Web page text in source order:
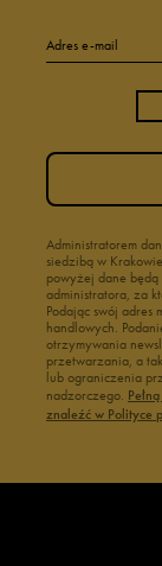
Adres e-mail
Administratorem
siedzibą w
powyżej dane
administratora, za
Podając swój
handlowych.
otrzymywania
przetwarzania, a
lub ograniczenia
nadzorczego.
znaleźć w Polityce